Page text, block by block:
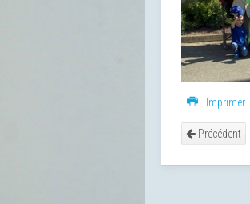
Imprimer
Précédent